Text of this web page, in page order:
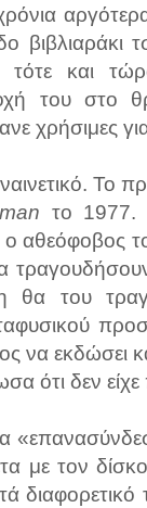
τότε και
του στο
χρήσιμες
Το
το 1977.
ο αθεόφοβος
θα του
να εκδώσει
ότι δεν
με τον δίσκο